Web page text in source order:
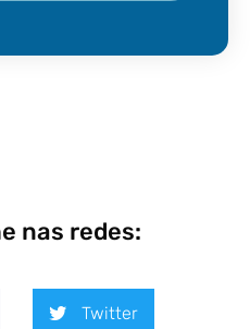
nas redes:
Twitter